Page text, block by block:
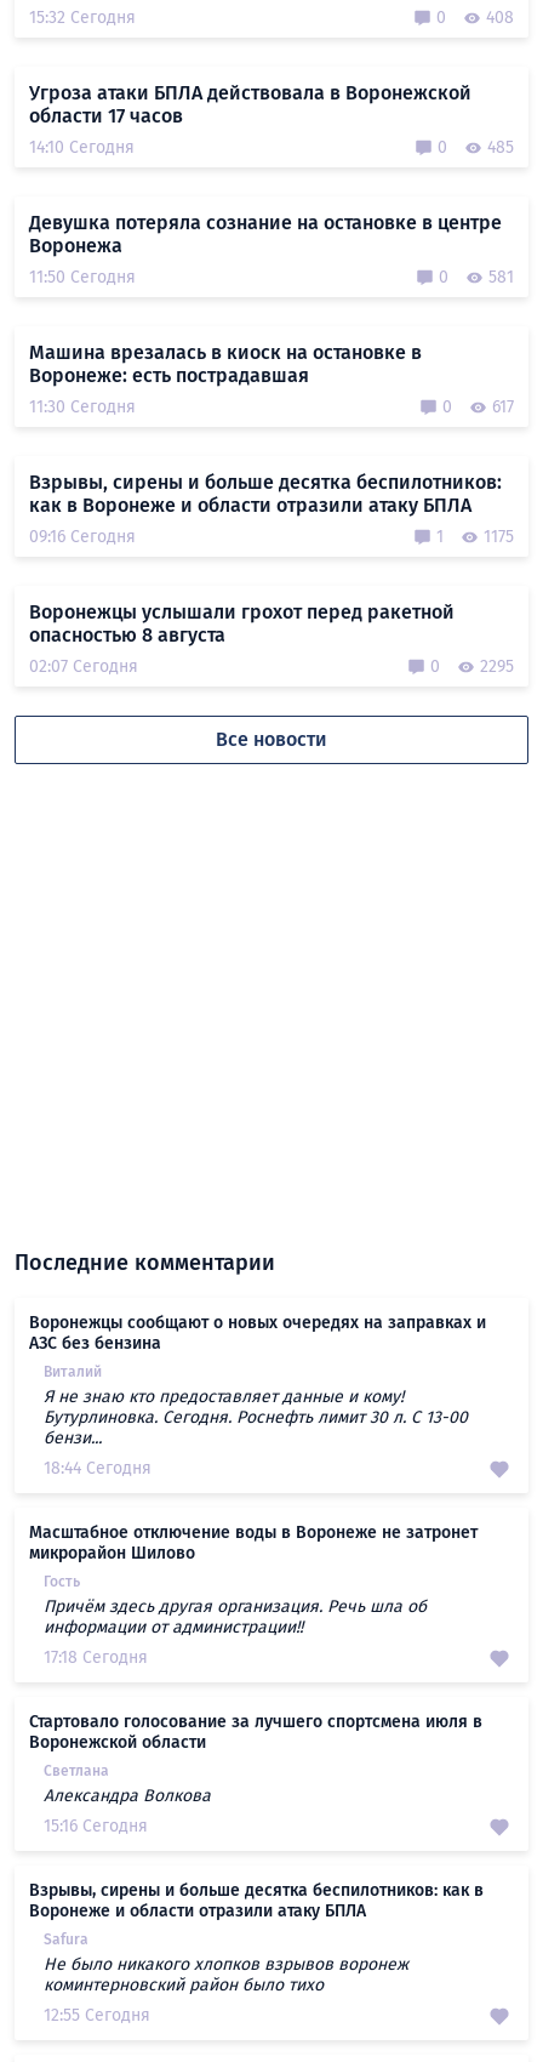
15:32 Сегодня 0 408
Угроза атаки БПЛА действовала в Воронежской
области 17 часов
14:10 Сегодня 0 485
Девушка потеряла сознание на остановке в центре
Воронежа
11:50 Сегодня 0 581
Машина врезалась в киоск на остановке в
Воронеже: есть пострадавшая
11:30 Сегодня 0 617
Взрывы, сирены и больше десятка беспилотников:
как в Воронеже и области отразили атаку БПЛА
09:16 Сегодня 1 1175
Воронежцы услышали грохот перед ракетной
опасностью 8 августа
02:07 Сегодня 0 2295
Все новости
Последние комментарии
Воронежцы сообщают о новых очередях на заправках и
АЗС без бензина
Виталий
Я не знаю кто предоставляет данные и кому!
Бутурлиновка. Сегодня. Роснефть лимит 30 л. С 13-00
бензи...
18:44 Сегодня
Масштабное отключение воды в Воронеже не затронет
микрорайон Шилово
Гость
Причём здесь другая организация. Речь шла об
информации от администрации!!
17:18 Сегодня
Стартовало голосование за лучшего спортсмена июля в
Воронежской области
Светлана
Александра Волкова
15:16 Сегодня
Взрывы, сирены и больше десятка беспилотников: как в
Воронеже и области отразили атаку БПЛА
Safura
Не было никакого хлопков взрывов воронеж
коминтерновский район было тихо
12:55 Сегодня